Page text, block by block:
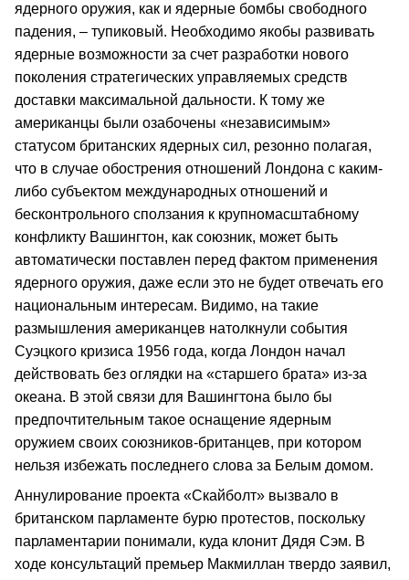
ядерного оружия, как и ядерные бомбы свободного
падения, – тупиковый. Необходимо якобы развивать
ядерные возможности за счет разработки нового
поколения стратегических управляемых средств
доставки максимальной дальности. К тому же
американцы были озабочены «независимым»
статусом британских ядерных сил, резонно полагая,
что в случае обострения отношений Лондона с каким-
либо субъектом международных отношений и
бесконтрольного сползания к крупномасштабному
конфликту Вашингтон, как союзник, может быть
автоматически поставлен перед фактом применения
ядерного оружия, даже если это не будет отвечать его
национальным интересам. Видимо, на такие
размышления американцев натолкнули события
Суэцкого кризиса 1956 года, когда Лондон начал
действовать без оглядки на «старшего брата» из-за
океана. В этой связи для Вашингтона было бы
предпочтительным такое оснащение ядерным
оружием своих союзников-британцев, при котором
нельзя избежать последнего слова за Белым домом.
Аннулирование проекта «Скайболт» вызвало в
британском парламенте бурю протестов, поскольку
парламентарии понимали, куда клонит Дядя Сэм. В
ходе консультаций премьер Макмиллан твердо заявил,